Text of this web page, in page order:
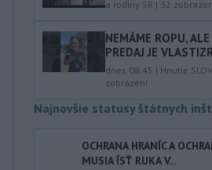
a rodiny SR | 32
NEMÁME ROPU,
PREDAJ JE
dnes 08:45 | Hnutie
zobrazení
Najnovšie statusy štátnych
OCHRANA HRANÍC A
MUSIA ÍSŤ RUKA V...